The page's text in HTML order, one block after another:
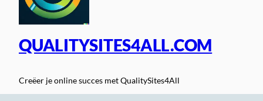
QUALITYSITES4ALL.COM
Creëer je online succes met QualitySites4All